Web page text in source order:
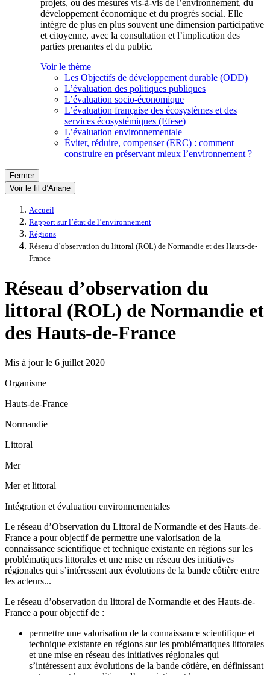
projets, ou des mesures vis-à-vis de l’environnement, du
développement économique et du progrès social. Elle
intègre de plus en plus souvent une dimension participative
et citoyenne, avec la consultation et l’implication des
parties prenantes et du public.
Voir le thème
Les Objectifs de développement durable (ODD)
L’évaluation des politiques publiques
L’évaluation socio-économique
L’évaluation française des écosystèmes et des
services écosystémiques (Efese)
L’évaluation environnementale
Éviter, réduire, compenser (ERC) : comment
construire en préservant mieux l’environnement ?
Fermer
Voir le fil d’Ariane
Accueil
Rapport sur l’état de l’environnement
Régions
Réseau d’observation du littoral (ROL) de Normandie et des Hauts-de-
France
Réseau d’observation du
littoral (ROL) de Normandie et
des Hauts-de-France
Mis à jour le 6 juillet 2020
Organisme
Hauts-de-France
Normandie
Littoral
Mer
Mer et littoral
Intégration et évaluation environnementales
Le réseau d’Observation du Littoral de Normandie et des Hauts-de-
France a pour objectif de permettre une valorisation de la
connaissance scientifique et technique existante en régions sur les
problématiques littorales et une mise en réseau des initiatives
régionales qui s’intéressent aux évolutions de la bande côtière entre
les acteurs...
Le réseau d’observation du littoral de Normandie et des Hauts-de-
France a pour objectif de :
permettre une valorisation de la connaissance scientifique et
technique existante en régions sur les problématiques littorales
et une mise en réseau des initiatives régionales qui
s’intéressent aux évolutions de la bande côtière, en définissant